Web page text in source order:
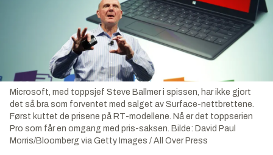
Microsoft, med toppsjef Steve Ballmer i spissen, har ikke gjort
det så bra som forventet med salget av Surface-nettbrettene.
Først kuttet de prisene på RT-modellene. Nå er det toppserien
Pro som får en omgang med pris-saksen. Bilde: David Paul
Morris/Bloomberg via Getty Images / All Over Press